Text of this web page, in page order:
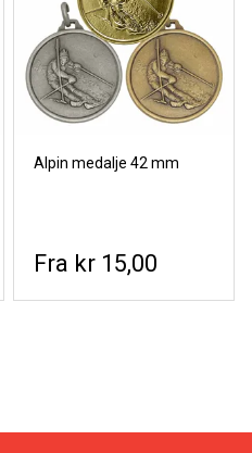
Alpin medalje 42 mm
kr 15,00